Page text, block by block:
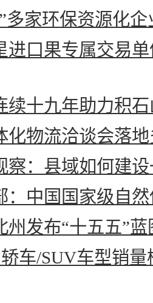
多家环保资源化
进口果专属交易
续十九年助力积
化物流洽谈会落
察：县域如何建
：中国国家级自
州发布“十五五”
车/SUV车型销